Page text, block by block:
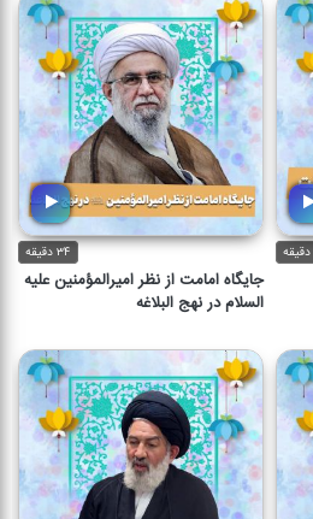
۳۴ دقیقه
جایگاه امامت از نظر امیرالمؤمنین علیه
السلام در نهج البلاغه